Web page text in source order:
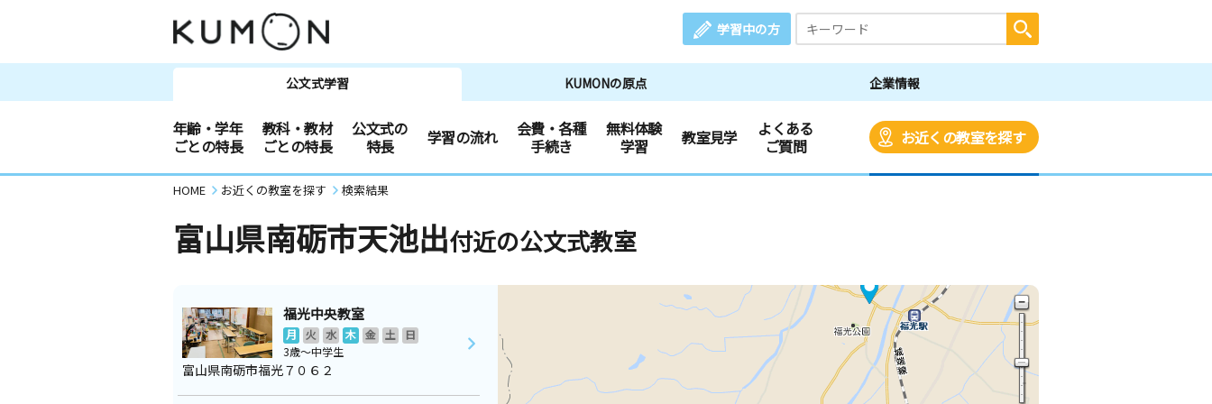
学習中の方
公文式学習 KUMONの原点 企業情報
年齢・学年
ごとの特長
教科・教材
ごとの特長
公文式の
特長
学習の流れ
会費・各種
手続き
無料体験
学習
教室見学
よくある
ご質問
お近くの教室を探す
HOME お近くの教室を探す 検索結果
富山県南砺市天池出付近の公文式教室
福光中央教室
月 火 水 木 金 土
日
3歳～中学生
富山県南砺市福光７０６２